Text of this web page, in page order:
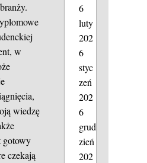
w
wiedzę
gotowy
czekają
6
luty
202
6
styc
zeń
202
6
grud
zień
202